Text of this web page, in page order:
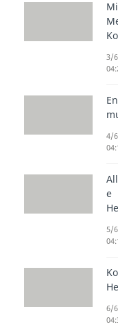
die
Alle
3/
4/
e
5/
6/